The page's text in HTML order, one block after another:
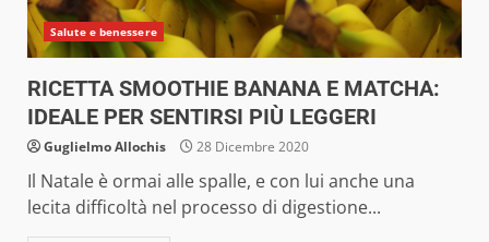
Salute e benessere
RICETTA SMOOTHIE BANANA E MATCHA:
IDEALE PER SENTIRSI PIÙ LEGGERI
Guglielmo Allochis 28 Dicembre 2020
Il Natale è ormai alle spalle, e con lui anche una
lecita difficoltà nel processo di digestione...